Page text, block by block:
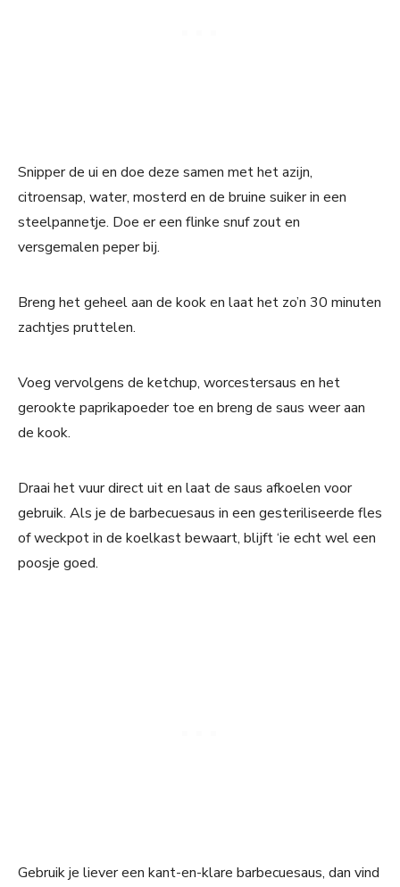
Snipper de ui en doe deze samen met het azijn,
citroensap, water, mosterd en de bruine suiker in een
steelpannetje. Doe er een flinke snuf zout en
versgemalen peper bij.
Breng het geheel aan de kook en laat het zo’n 30 minuten
zachtjes pruttelen.
Voeg vervolgens de ketchup, worcestersaus en het
gerookte paprikapoeder toe en breng de saus weer aan
de kook.
Draai het vuur direct uit en laat de saus afkoelen voor
gebruik. Als je de barbecuesaus in een gesteriliseerde fles
of weckpot in de koelkast bewaart, blijft ‘ie echt wel een
poosje goed.
Gebruik je liever een kant-en-klare barbecuesaus, dan vind